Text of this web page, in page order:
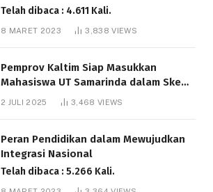
Telah dibaca : 4.611 Kali.
8 MARET 2023 3,838VIEWS
Pemprov Kaltim Siap Masukkan
Mahasiswa UT Samarinda dalam Skema
Bantuan Pendidikan Gratispol
2 JULI 2025 3,468 VIEWS
Peran Pendidikan dalam Mewujudkan
Integrasi Nasional
Telah dibaca : 5.266 Kali.